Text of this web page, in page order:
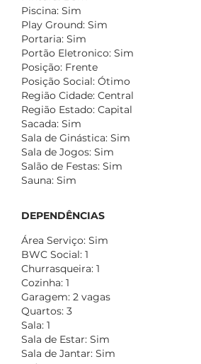
Piscina: Sim
Play Ground: Sim
Portaria: Sim
Portão Eletronico: Sim
Posição: Frente
Posição Social: Ótimo
Região Cidade: Central
Região Estado: Capital
Sacada: Sim
Sala de Ginástica: Sim
Sala de Jogos: Sim
Salão de Festas: Sim
Sauna: Sim
DEPENDÊNCIAS
Área Serviço: Sim
BWC Social: 1
Churrasqueira: 1
Cozinha: 1
Garagem: 2 vagas
Quartos: 3
Sala: 1
Sala de Estar: Sim
Sala de Jantar: Sim